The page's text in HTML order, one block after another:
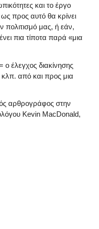
και το έργο
προς αυτό θα κρίνει
πολιτισμό μας, ή εάν,
πια τίποτα παρά «μια
έλεγχος διακίνησης
από και προς μια
αρθρογράφος στην
Kevin MacDonald,